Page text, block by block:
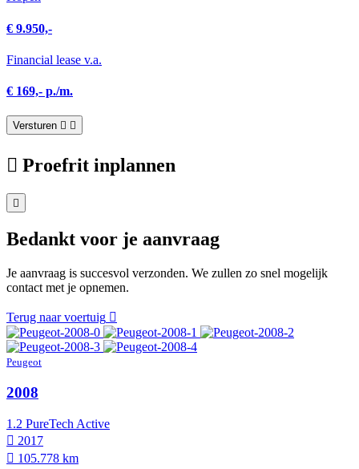
€ 9.950,-
Financial lease v.a.
€ 169,- p./m.
Versturen
Proefrit inplannen
Bedankt voor je aanvraag
Je aanvraag is succesvol verzonden. We zullen zo snel mogelijk
contact met je opnemen.
Terug naar voertuig
Peugeot
2008
1.2 PureTech Active
2017
105.778 km